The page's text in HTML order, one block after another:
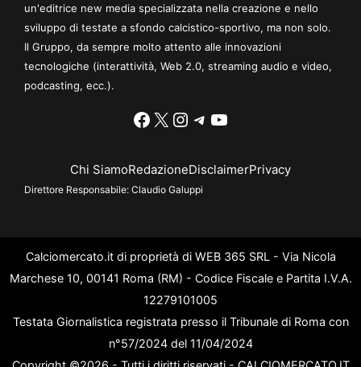
un'editrice new media specializzata nella creazione e nello
sviluppo di testate a sfondo calcistico-sportivo, ma non solo.
Il Gruppo, da sempre molto attento alle innovazioni
tecnologiche (interattività, Web 2.0, streaming audio e video,
podcasting, ecc.).
Facebook
X Instagram
Telegram
YouTube
Chi SiamoRedazioneDisclaimerPrivacy
Direttore Responsabile: Claudio Galuppi
Calciomercato.it di proprietà di WEB 365 SRL - Via Nicola
Marchese 10, 00141 Roma (RM) - Codice Fiscale e Partita I.V.A.
12279101005
Testata Giornalistica registrata presso il Tribunale di Roma con
n°57/2024 del 11/04/2024